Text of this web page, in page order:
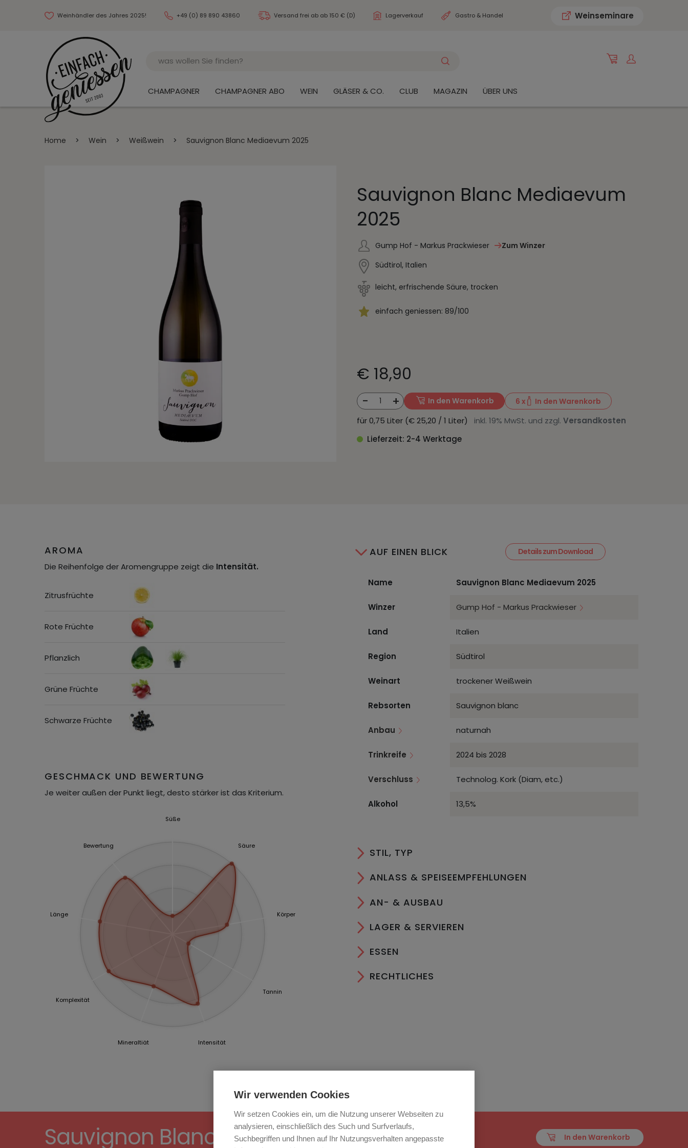
Weinhändler des Jahres 2025! +49 (0) 89 890 43860 Versand frei ab ab 150 € (D) Lagerverkauf Gastro & Handel Weinseminare
CHAMPAGNER CHAMPAGNER ABO WEIN GLÄSER & CO. CLUB MAGAZIN ÜBER UNS
Home > Wein > Weißwein > Sauvignon Blanc Mediaevum 2025
Sauvignon Blanc Mediaevum
2025
Gump Hof - Markus Prackwieser
Zum Winzer
Südtirol, Italien
leicht, erfrischende Säure, trocken
einfach geniessen: 89/100
€ 18,90
- 1 + In den Warenkorb 6 x In den Warenkorb
für 0,75 Liter (€ 25,20 / 1 Liter) inkl. 19% MwSt. und zzgl. Versandkosten
Lieferzeit: 2-4 Werktage
AROMA
Die Reihenfolge der Aromengruppe zeigt die Intensität.
Zitrusfrüchte
Rote Früchte
Pflanzlich
Grüne Früchte
Schwarze Früchte
GESCHMACK UND BEWERTUNG
Je weiter außen der Punkt liegt, desto stärker ist das Kriterium.
Süße
Säure
Körper
Tannin
Intensität
Mineraltiät
Komplexität
Länge
Bewertung
AUF EINEN BLICK Details zum Download
Name Sauvignon Blanc Mediaevum 2025
Winzer Gump Hof - Markus Prackwieser
Land Italien
Region Südtirol
Weinart trockener Weißwein
Rebsorten Sauvignon blanc
Anbau naturnah
Trinkreife 2024 bis 2028
Verschluss Technolog. Kork (Diam, etc.)
Alkohol 13,5%
STIL, TYP
ANLASS & SPEISEEMPFEHLUNGEN
AN- & AUSBAU
LAGER & SERVIEREN
ESSEN
RECHTLICHES
Sauvignon Blanc Mediaevum In den Warenkorb
Wir verwenden Cookies
Wir setzen Cookies ein, um die Nutzung unserer Webseiten zu
analysieren, einschließlich des Such und Surfverlaufs,
Suchbegriffen und Ihnen auf Ihr Nutzungsverhalten angepasste